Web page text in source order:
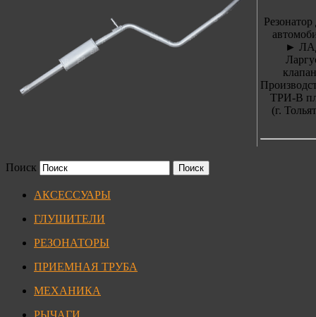
Резонатор
►
ТРИ-В
(г.
Поиск
АКСЕССУАРЫ
ГЛУШИТЕЛИ
РЕЗОНАТОРЫ
ПРИЕМНАЯ ТРУБА
МЕХАНИКА
РЫЧАГИ